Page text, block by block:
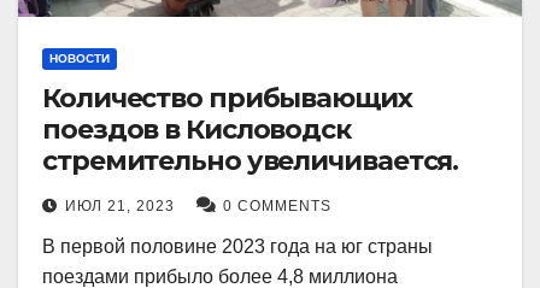
НОВОСТИ
Количество прибывающих
поездов в Кисловодск
стремительно увеличивается.
ИЮЛ 21, 2023 0 COMMENTS
В первой половине 2023 года на юг страны
поездами прибыло более 4,8 миллиона